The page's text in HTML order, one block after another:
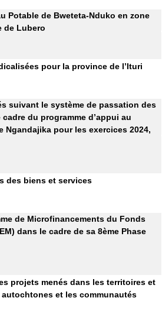
Potable de Bweteta-Nduko en zone
de Lubero
pour la province de l’Ituri
suivant le système de passation des
du programme d’appui au
pour les exercices 2024,
des biens et services
de Microfinancements du Fonds
dans le cadre de sa 8ème Phase
projets menés dans les territoires et
et les communautés